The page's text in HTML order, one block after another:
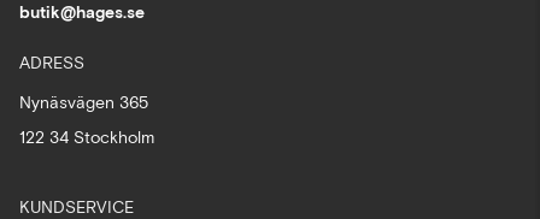
butik@hages.se
ADRESS
Nynäsvägen 365
122 34 Stockholm
KUNDSERVICE